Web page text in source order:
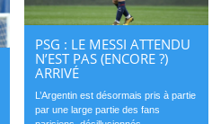
PSG : LE MESSI ATTENDU
N’EST PAS (ENCORE ?)
ARRIVÉ
L’Argentin est désormais pris à partie
par une large partie des fans